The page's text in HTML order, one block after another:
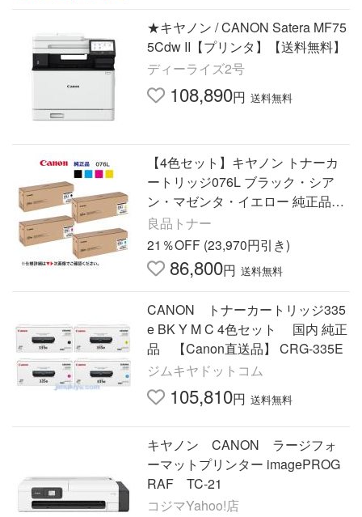
★キヤノン / CANON Satera MF75
5Cdw II【プリンタ】【送料無料】
ディーライズ2号
108,890円 送料無料
【4色セット】キヤノン トナーカ
ートリッジ076L ブラック・シア
ン・マゼンタ・イエロー 純正品・
新品（ Satera LBP812Ci, LBP811
C 対応）
良品トナー
21％OFF (23,970円引き)
86,800円 送料無料
CANON トナーカートリッジ335
e BK Y M C 4色セット 国内 純正
品 【Canon直送品】 CRG-335E
ジムキヤドットコム
105,810円 送料無料
キヤノン CANON ラージフォ
ーマットプリンター imagePROG
RAF TC-21
コジマYahoo!店